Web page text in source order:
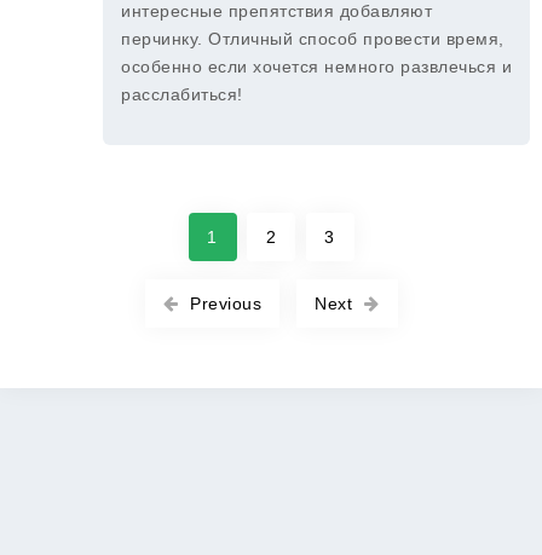
интересные препятствия добавляют
перчинку. Отличный способ провести время,
особенно если хочется немного развлечься и
расслабиться!
Previous
1 2 3
Next